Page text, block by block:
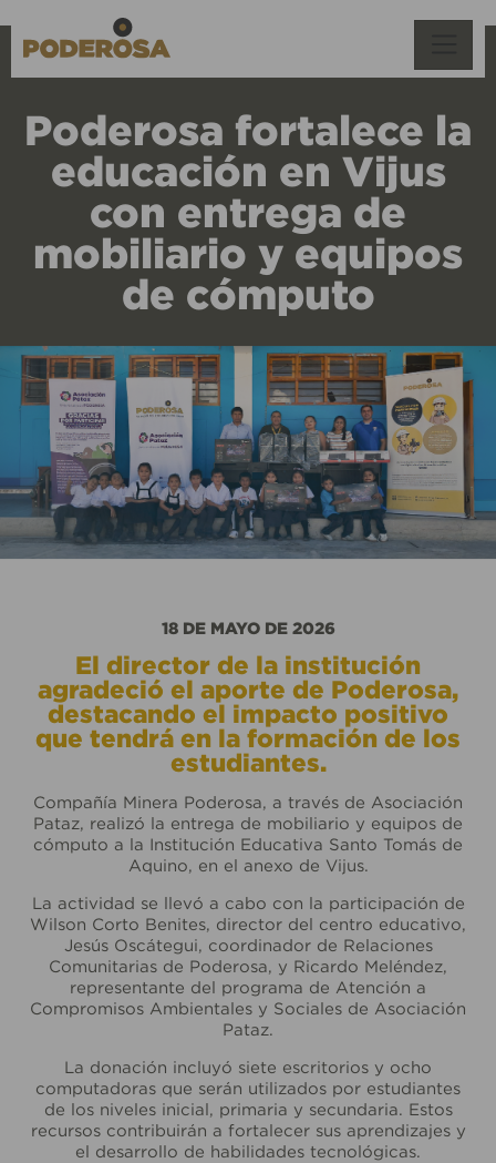
Poderosa fortalece la
educación en Vijus
con entrega de
mobiliario y equipos
de cómputo
18 DE MAYO DE 2026
El director de la institución
agradeció el aporte de Poderosa,
destacando el impacto positivo
que tendrá en la formación de los
estudiantes.
Compañía Minera Poderosa, a través de Asociación
Pataz, realizó la entrega de mobiliario y equipos de
cómputo a la Institución Educativa Santo Tomás de
Aquino, en el anexo de Vijus.
La actividad se llevó a cabo con la participación de
Wilson Corto Benites, director del centro educativo,
Jesús Oscátegui, coordinador de Relaciones
Comunitarias de Poderosa, y Ricardo Meléndez,
representante del programa de Atención a
Compromisos Ambientales y Sociales de Asociación
Pataz.
La donación incluyó siete escritorios y ocho
computadoras que serán utilizados por estudiantes
de los niveles inicial, primaria y secundaria. Estos
recursos contribuirán a fortalecer sus aprendizajes y
el desarrollo de habilidades tecnológicas.